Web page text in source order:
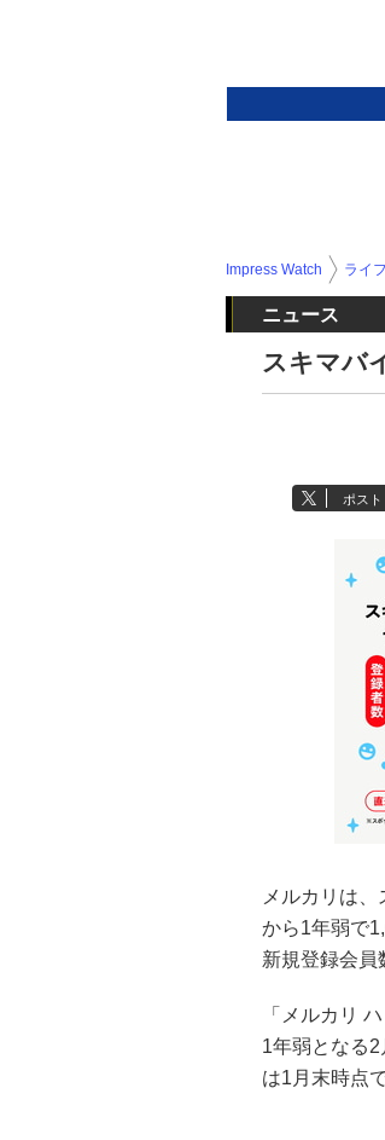
Impress Watch ライフ
ニュース
スキマバ
ポスト
メルカリは
から1年弱で
新規登録会員
「メルカリ
1年弱となる
は1月末時点